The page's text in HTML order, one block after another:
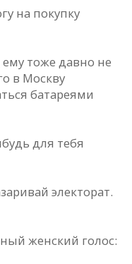
на покупку
ему тоже давно не
в Москву
батареями
для тебя
электорат.
женский голос: